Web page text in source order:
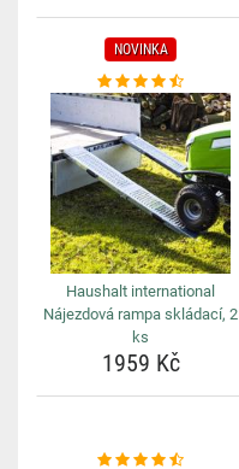
NOVINKA
Haushalt international
Nájezdová rampa skládací, 2
ks
1959 Kč